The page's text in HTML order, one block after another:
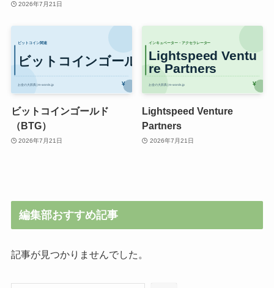
2026年7月21日
ビットコインゴールド
（BTG）
2026年7月21日
Lightspeed Venture
Partners
2026年7月21日
編集部おすすめ記事
記事が見つかりませんでした。